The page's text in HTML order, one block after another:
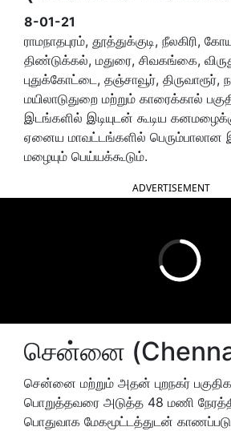
8-01-21
ராமநாதபுரம், தூத்துக்குடி, நீலகிரி,
திண்டுக்கல், மதுரை, சிவகங்கை,
புதுக்கோட்டை, தஞ்சாவூர், திருவாரூர்,
மயிலாடுதுறை மற்றும் காரைக்கால்
இடங்களில் இடியுடன் கூடிய
ஏனைய மாவட்டங்களில் பெரும்பாலான
மழையும் பெய்யக்கூடும்.
ADVERTISEMENT
சென்னை
சென்னை மற்றும் அதன் புறநகர்
பொறுத்தவரை அடுத்த 48 மணி
பொதுவாக மேகமூட்டத்துடன்